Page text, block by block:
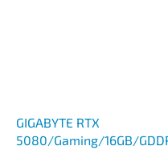
GIGABYTE RTX
5080/Gaming/16GB/